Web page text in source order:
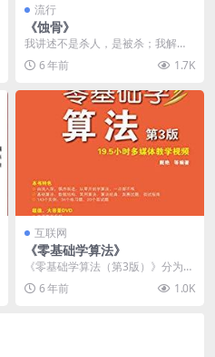
流行
《蚀骨》
我讲述不是杀人，是被杀；我解剖
的不是尸体，是人性。 人就像是一
面镜子，一切都是反...
6 年前 1.7K
互联网
《零基础学算法》
《零基础学算法（第3版）》分为
上、下两篇，共10章，上篇用5章
的篇幅介绍了算法和...
6 年前 1.0K